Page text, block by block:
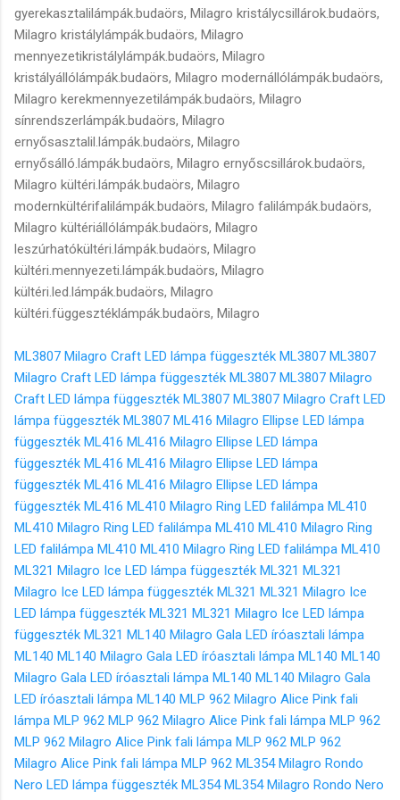
gyerekasztalilámpák.budaörs, Milagro kristálycsillárok.budaörs,
Milagro kristálylámpák.budaörs, Milagro
mennyezetikristálylámpák.budaörs, Milagro
kristályállólámpák.budaörs, Milagro modernállólámpák.budaörs,
Milagro kerekmennyezetilámpák.budaörs, Milagro
sínrendszerlámpák.budaörs, Milagro
ernyősasztalil.lámpák.budaörs, Milagro
ernyősálló.lámpák.budaörs, Milagro ernyőscsillárok.budaörs,
Milagro kültéri.lámpák.budaörs, Milagro
modernkültérifalilámpák.budaörs, Milagro falilámpák.budaörs,
Milagro kültériállólámpák.budaörs, Milagro
leszúrhatókültéri.lámpák.budaörs, Milagro
kültéri.mennyezeti.lámpák.budaörs, Milagro
kültéri.led.lámpák.budaörs, Milagro
kültéri.függesztéklámpák.budaörs, Milagro
ML3807 Milagro Craft LED lámpa függeszték ML3807 ML3807
Milagro Craft LED lámpa függeszték ML3807 ML3807 Milagro
Craft LED lámpa függeszték ML3807 ML3807 Milagro Craft LED
lámpa függeszték ML3807 ML416 Milagro Ellipse LED lámpa
függeszték ML416 ML416 Milagro Ellipse LED lámpa
függeszték ML416 ML416 Milagro Ellipse LED lámpa
függeszték ML416 ML416 Milagro Ellipse LED lámpa
függeszték ML416 ML410 Milagro Ring LED falilámpa ML410
ML410 Milagro Ring LED falilámpa ML410 ML410 Milagro Ring
LED falilámpa ML410 ML410 Milagro Ring LED falilámpa ML410
ML321 Milagro Ice LED lámpa függeszték ML321 ML321
Milagro Ice LED lámpa függeszték ML321 ML321 Milagro Ice
LED lámpa függeszték ML321 ML321 Milagro Ice LED lámpa
függeszték ML321 ML140 Milagro Gala LED íróasztali lámpa
ML140 ML140 Milagro Gala LED íróasztali lámpa ML140 ML140
Milagro Gala LED íróasztali lámpa ML140 ML140 Milagro Gala
LED íróasztali lámpa ML140 MLP 962 Milagro Alice Pink fali
lámpa MLP 962 MLP 962 Milagro Alice Pink fali lámpa MLP 962
MLP 962 Milagro Alice Pink fali lámpa MLP 962 MLP 962
Milagro Alice Pink fali lámpa MLP 962 ML354 Milagro Rondo
Nero LED lámpa függeszték ML354 ML354 Milagro Rondo Nero